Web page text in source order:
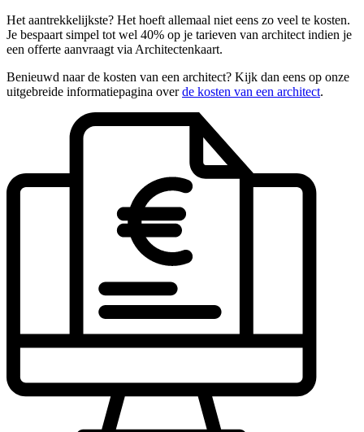
Het aantrekkelijkste? Het hoeft allemaal niet eens zo veel te kosten.
Je bespaart simpel tot wel 40% op je tarieven van architect indien je
een offerte aanvraagt via Architectenkaart.
Benieuwd naar de kosten van een architect? Kijk dan eens op onze
uitgebreide informatiepagina overde kosten van een architect.